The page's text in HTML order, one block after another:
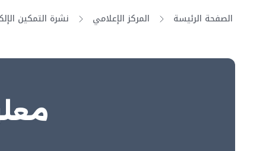
الصفحة الرئيسة المركز الإعلامي